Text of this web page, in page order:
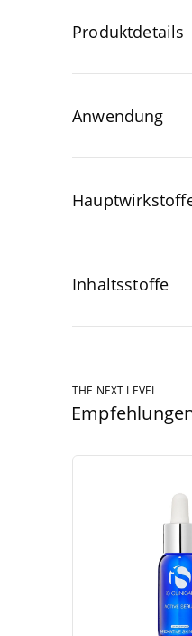
Produktdetails
Anwendung
Inhaltsstoffe
THE NEXT LEVEL